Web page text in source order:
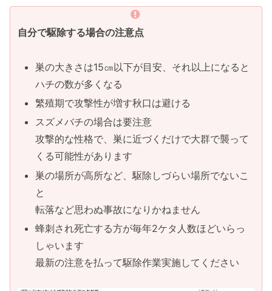
自分で駆除する場合の注意点
巣の大きさは15㎝以下が目安、それ以上になると
ハチの数が多くなる
繁殖期で攻撃性が増す秋口は避ける
スズメバチの場合は要注意
攻撃的な性格で、巣に近づくだけで大群で襲って
くる可能性があります
巣の場所が高所など、駆除しづらい場所でないこ
と
転落など思わぬ事故になりかねません
蜂刺され死亡する方が毎年2ケタ人数ほどいらっ
しゃいます
最新の注意を払って駆除作業実施してください